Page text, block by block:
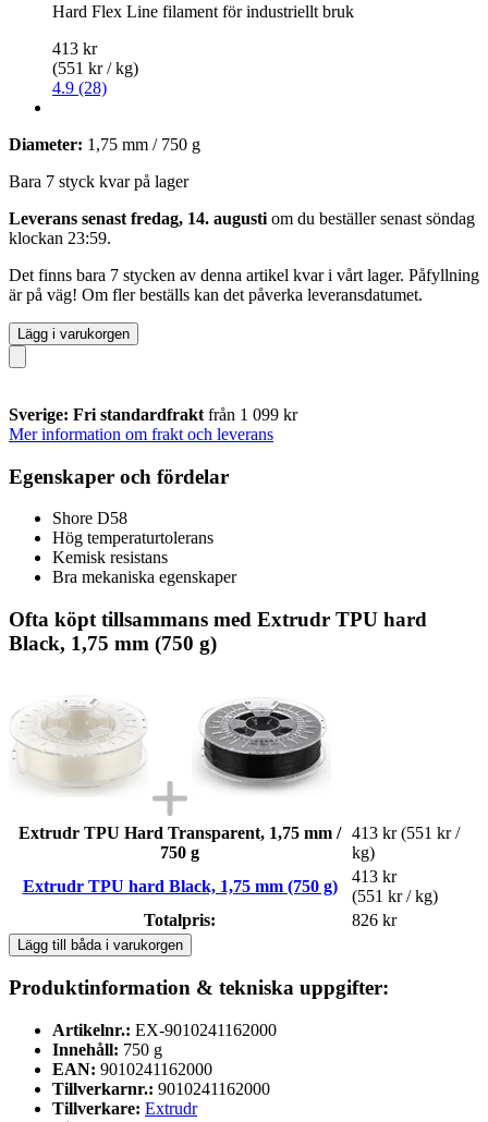
Hard Flex Line filament för industriellt bruk
413 kr
(551 kr / kg)
4.9 (28)
Diameter: 1,75 mm / 750 g
Bara 7 styck kvar på lager
Leverans senast fredag, 14. augusti om du beställer senast söndag
klockan 23:59.
Det finns bara 7 stycken av denna artikel kvar i vårt lager. Påfyllning
är på väg! Om fler beställs kan det påverka leveransdatumet.
Lägg i varukorgen
Sverige: Fri standardfrakt från 1 099 kr
Mer information om frakt och leverans
Egenskaper och fördelar
Shore D58
Hög temperaturtolerans
Kemisk resistans
Bra mekaniska egenskaper
Ofta köpt tillsammans med Extrudr TPU hard
Black, 1,75 mm (750 g)
Extrudr TPU Hard Transparent, 1,75 mm /
750 g
413 kr (551 kr /
kg)
Extrudr TPU hard Black, 1,75 mm (750 g)
413 kr
(551 kr / kg)
Totalpris:
826 kr
Lägg till båda i varukorgen
Produktinformation & tekniska uppgifter:
Artikelnr.: EX-9010241162000
Innehåll: 750 g
EAN: 9010241162000
Tillverkarnr.: 9010241162000
Tillverkare: Extrudr